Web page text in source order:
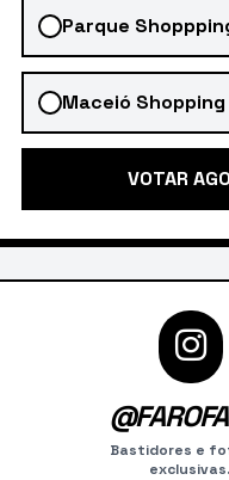
Parque
Maceió Shopping
VOTAR
Bastidores e
exclusivas.